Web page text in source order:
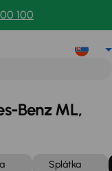
100
Benz ML,
Splátka